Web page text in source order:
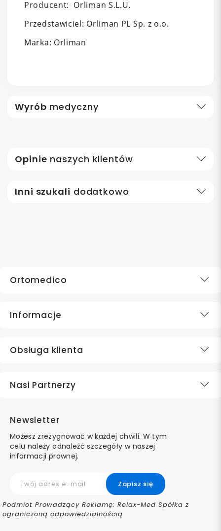
Producent: Orliman S.L.U.
Przedstawiciel: Orliman PL Sp. z o.o.
Marka: Orliman
Wyrób medyczny
Opinie naszych klientów
Inni szukali dodatkowo
Ortomedico
Informacje
Obsługa klienta
Nasi Partnerzy
Newsletter
Możesz zrezygnować w każdej chwili. W tym
celu należy odnaleźć szczegóły w naszej
informacji prawnej.
Podmiot Prowadzący Reklamę: Relax-Med Spółka z
ograniczoną odpowiedzialnością